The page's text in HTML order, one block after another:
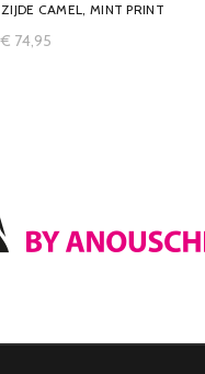
ZIJDE CAMEL, MINT PRINT
€ 74,95